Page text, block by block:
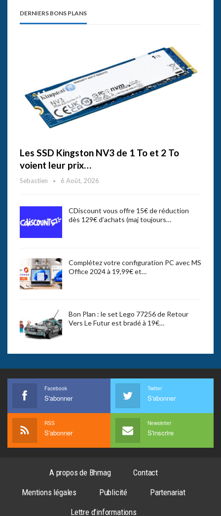
DERNIERS BONS PLANS
Les SSD Kingston NV3 de 1 To et 2 To
voient leur prix…
Sebastien 6 Août, 2026
CDiscount vous offre 15€ de réduction
dès 129€ d’achats (maj toujours…
Complétez votre configuration PC avec MS
Office 2024 à 19,99€ et…
Bon Plan : le set Lego 77256 de Retour
Vers Le Futur est bradé à 19€…
Facebook
S'abonner
Twitter
S'abonner
RSS
S'abonner
Newsletter
S'inscrire
A propos de Bhmag
Contact
Mentions légales
Publicité
Partenariat
Lettre d’informations